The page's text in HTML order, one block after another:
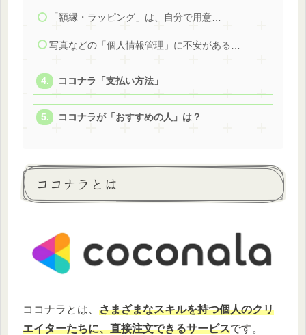
「額縁・ラッピング」は、自分で用意…
写真などの「個人情報管理」に不安がある…
ココナラ「支払い方法」
ココナラが「おすすめの人」は？
ココナラとは
ココナラとは、 さまざまなスキルを持つ個人のクリ
エイターたちに、直接注文できるサービスです。